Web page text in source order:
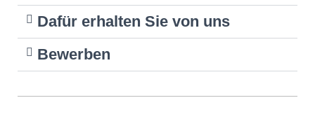
Dafür erhalten Sie von uns
Bewerben